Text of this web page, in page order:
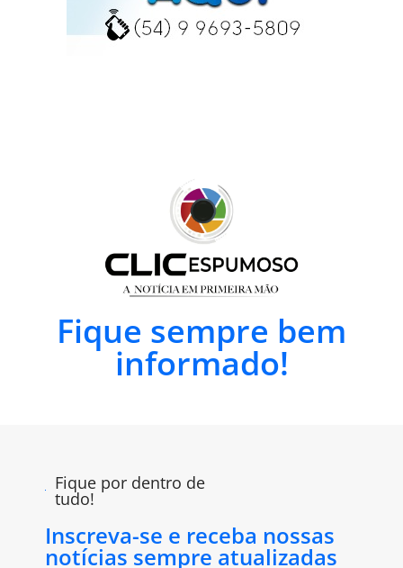
Fique sempre bem
informado!
Fique por dentro de
tudo!
Inscreva-se e receba nossas
notícias sempre atualizadas